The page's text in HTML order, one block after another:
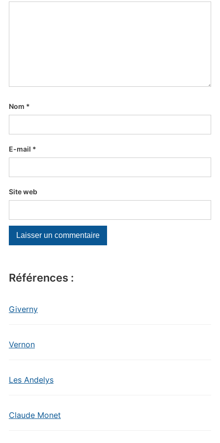
Références :
Giverny
Vernon
Les Andelys
Claude Monet
Nom *
E-mail *
Site web